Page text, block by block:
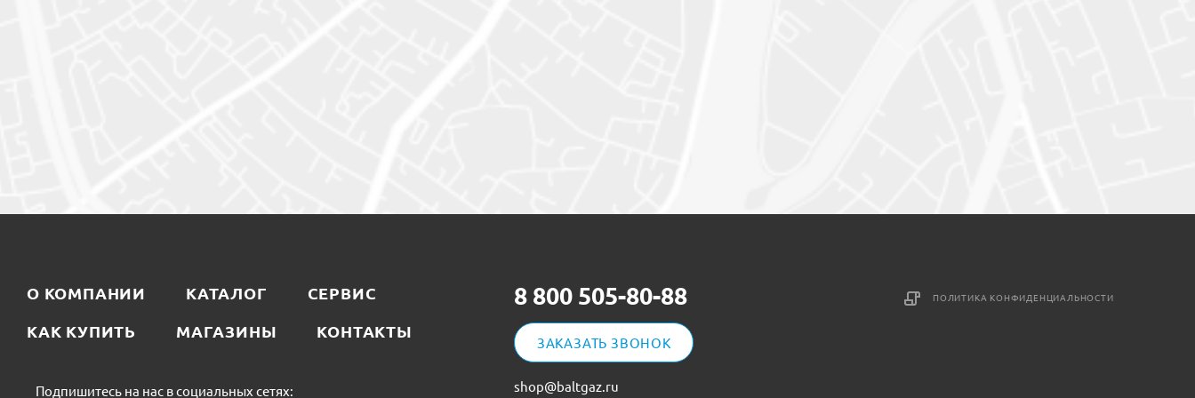
О КОМПАНИИ КАТАЛОГ
СЕРВИС
КАК КУПИТЬ
МАГАЗИНЫ КОНТАКТЫ
Подпишитесь на нас в социальных сетях:
8 800 505-80-88
ЗАКАЗАТЬ ЗВОНОК
shop@baltgaz.ru
ПОЛИТИКА КОНФИДЕНЦИАЛЬНОСТИ